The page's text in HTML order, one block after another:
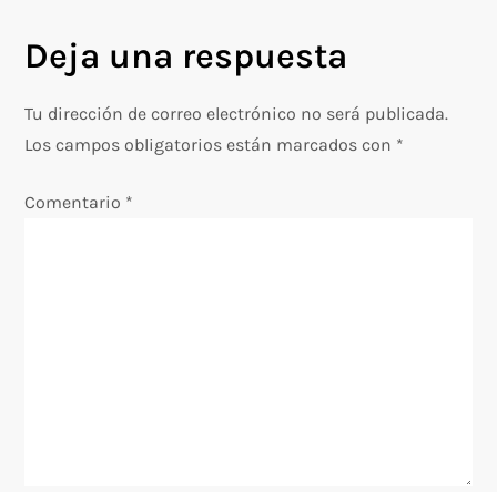
g
a
Deja una respuesta
Tu dirección de correo electrónico no será publicada.
Los campos obligatorios están marcados con *
Comentario *